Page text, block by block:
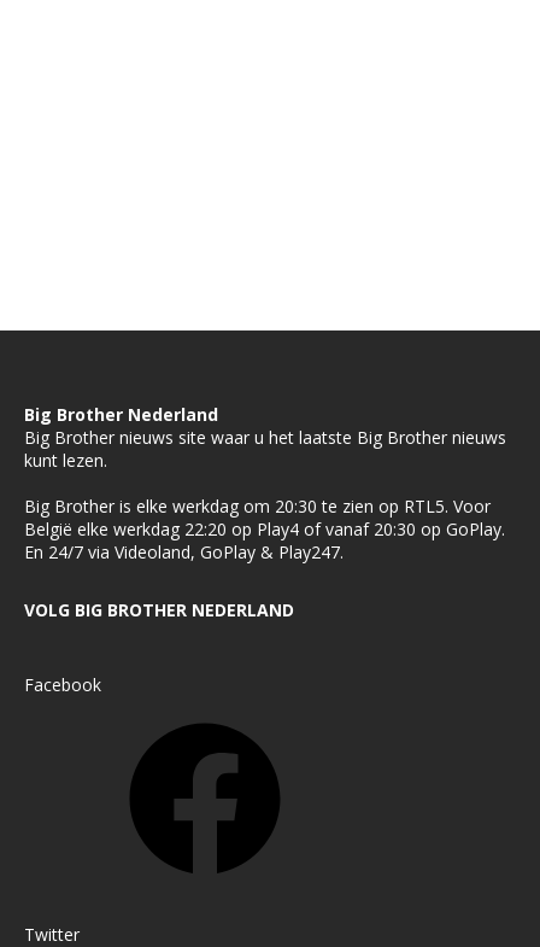
Big Brother Nederland
Big Brother nieuws site waar u het laatste Big Brother nieuws
kunt lezen.
Big Brother is elke werkdag om 20:30 te zien op RTL5. Voor
België elke werkdag 22:20 op Play4 of vanaf 20:30 op GoPlay.
En 24/7 via Videoland, GoPlay & Play247.
VOLG BIG BROTHER NEDERLAND
Facebook
Twitter